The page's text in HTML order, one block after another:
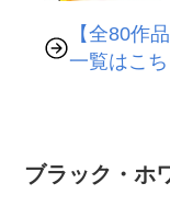
【全80作
一覧はこち
ブラック・ホ